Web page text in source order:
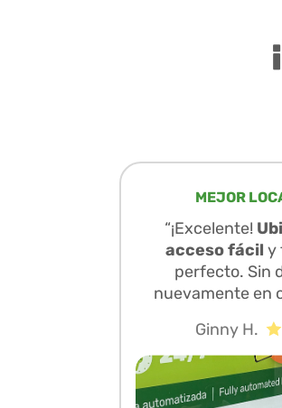
MEJOR
“¡Excelente!
acceso fácil y
perfecto. Sin
nuevamente en
Ginny H.